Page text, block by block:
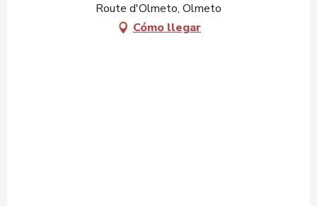
Route d'Olmeto, Olmeto
Cómo llegar